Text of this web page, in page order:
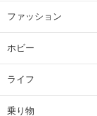
ファッション
ホビー
ライフ
乗り物